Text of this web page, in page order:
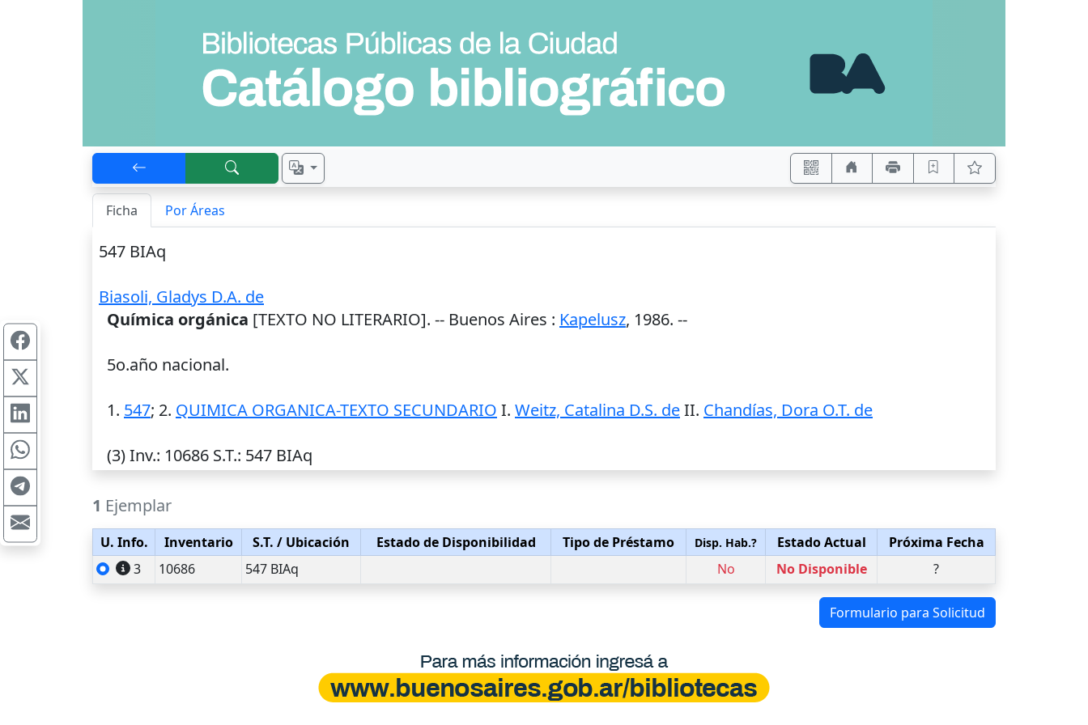
Ficha Por Áreas
547 BIAq
Biasoli, Gladys D.A. de
Química orgánica [TEXTO NO LITERARIO]. -- Buenos Aires : Kapelusz, 1986. --
5o.año nacional.
1. 547; 2. QUIMICA ORGANICA-TEXTO SECUNDARIO I. Weitz, Catalina D.S. deII. Chandías, Dora O.T. de
(3)Inv.: 10686 S.T.: 547 BIAq
1 Ejemplar
U. Info. Inventario S.T. / Ubicación Estado de Disponibilidad Tipo de Préstamo Disp. Hab.? Estado Actual
Próxima Fecha
3
10686 547 BIAq No No Disponible ?
Formulario para Solicitud